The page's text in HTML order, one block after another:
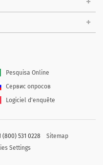
Pesquisa Online
Сервис опросов
Logiciel d'enquête
531 0228
Sitemap
Settings